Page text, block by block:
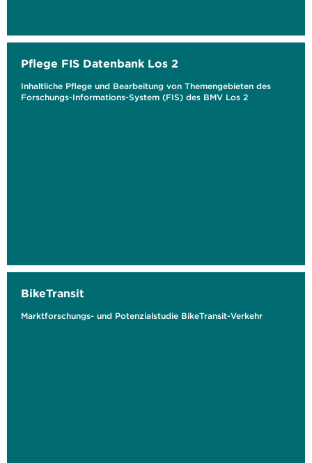
Pflege FIS Datenbank Los 2
Inhaltliche Pflege und Bearbeitung von Themengebieten des
Forschungs-Informations-System (FIS) des BMV Los 2
BikeTransit
Marktforschungs- und Potenzialstudie BikeTransit-Verkehr